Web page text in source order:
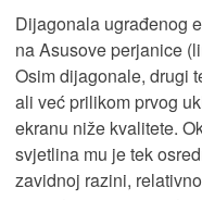
Dijagonala ugrađenog
na Asusove perjanice
Osim dijagonale, drugi
ali već prilikom prvog
ekranu niže kvalitete.
svjetlina mu je tek
zavidnoj razini,